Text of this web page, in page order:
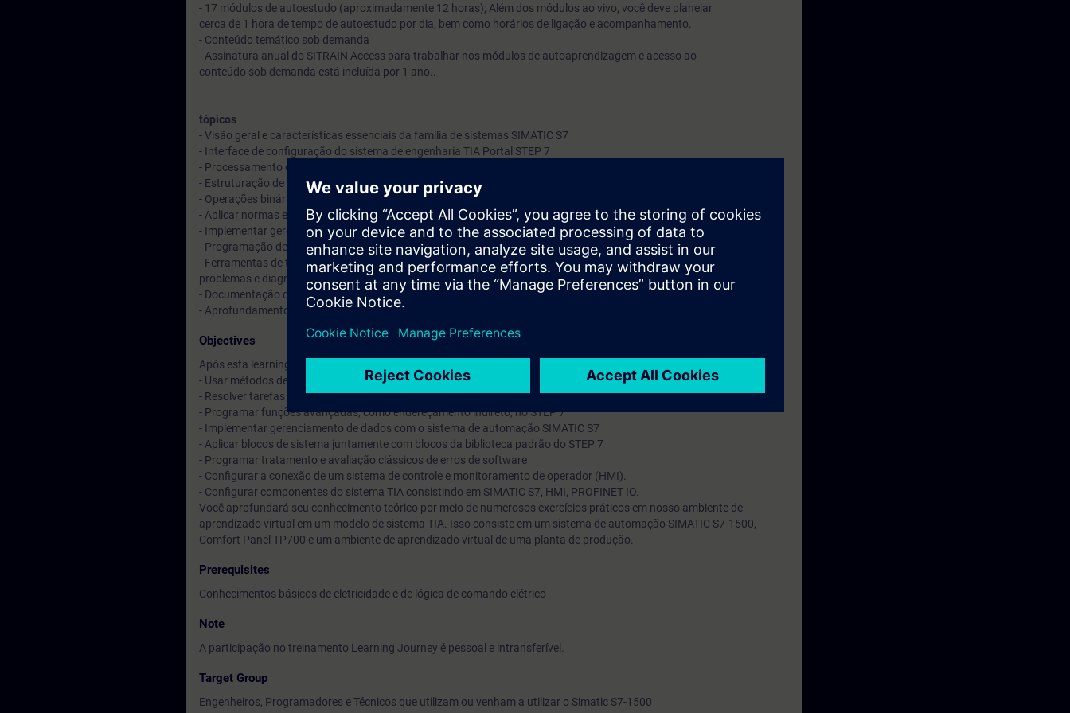
como conectar um sistema de operação e monitoramento (HMI). Graças ao
conhecimento transmitido, você ganhará novos impulsos e ideias para uma
programação de PLC eficiente. Uma mistura ideal de módulos ao vivo
sustentável. Várias tarefas práticas em nosso ambiente de exercícios virtual
ao longo da learning journey ajudam você a se preparar para a aplicação
para apoiá-lo em sua própria transferência de prática pessoal.
- 17 módulos de autoestudo (aproximadamente 12 horas); Além dos módulos ao vivo, você deve planejar
cerca de 1 hora de tempo de autoestudo por dia, bem como horários de ligação e acompanhamento.
- Conteúdo temático sob demanda
- Assinatura anual do SITRAIN Access para trabalhar nos módulos de autoaprendizagem e acesso ao
conteúdo sob demanda está incluída por 1 ano..
tópicos
- Visão geral e características essenciais da família de sistemas SIMATIC S7
- Interface de configuração do sistema de engenharia TIA Portal STEP 7
- Processamento de programas no sistema de automação, ciclo de programa, imagem de processo
- Estruturação de programas e sua implementação com os tipos de bloco STEP 7 (OB, FC, FB, DB)
- Operações binárias e digitais em diagrama de função e contato (FBD/LAD)
- Aplicar normas e trabalhar com elas usando o exemplo de bibliotecas
- Implementar gerenciamento de dados com blocos de dados
- Programação de blocos reutilizáveis e parametrizáveis
- Ferramentas de teste para teste e comissionamento de programas: informações do sistema, solução de
problemas e diagnósticos
- Documentação do programa criado com as possibilidades integradas no TIA Portal
- Aprofundamento do conteúdo por meio de exercícios práticos no ambiente de aprendizagem virtual
Objectives
Após esta learning journey, você será capaz de ...
- Usar métodos de design de programas para estruturar o programa
- Resolver tarefas de programação extensas com blocos reutilizáveis
- Programar funções avançadas, como endereçamento indireto, no STEP 7
- Implementar gerenciamento de dados com o sistema de automação SIMATIC S7
- Aplicar blocos de sistema juntamente com blocos da biblioteca padrão do STEP 7
- Programar tratamento e avaliação clássicos de erros de software
- Configurar a conexão de um sistema de controle e monitoramento de operador (HMI).
- Configurar componentes do sistema TIA consistindo em SIMATIC S7, HMI, PROFINET IO.
Você aprofundará seu conhecimento teórico por meio de numerosos exercícios práticos em nosso ambiente de
aprendizado virtual em um modelo de sistema TIA. Isso consiste em um sistema de automação SIMATIC S7-1500,
Comfort Panel TP700 e um ambiente de aprendizado virtual de uma planta de produção.
Prerequisites
Conhecimentos básicos de eletricidade e de lógica de comando elétrico
Note
A participação no treinamento Learning Journey é pessoal e intransferível.
Target Group
Engenheiros, Programadores e Técnicos que utilizam ou venham a utilizar o Simatic S7-1500